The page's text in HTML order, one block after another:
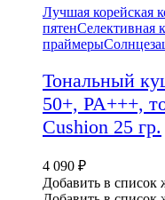
Лучшая корейская
пятенСелективная
праймеры
Тональный
50+, PA+++,
Cushion 25 гр.
4 090 ₽
Добавить в список